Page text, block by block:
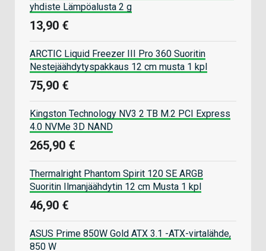
yhdiste Lämpöalusta 2 g
13,90 €
ARCTIC Liquid Freezer III Pro 360 Suoritin
Nestejäähdytyspakkaus 12 cm musta 1 kpl
75,90 €
Kingston Technology NV3 2 TB M.2 PCI Express
4.0 NVMe 3D NAND
265,90 €
Thermalright Phantom Spirit 120 SE ARGB
Suoritin Ilmanjäähdytin 12 cm Musta 1 kpl
46,90 €
ASUS Prime 850W Gold ATX 3.1 -ATX-virtalähde,
850 W